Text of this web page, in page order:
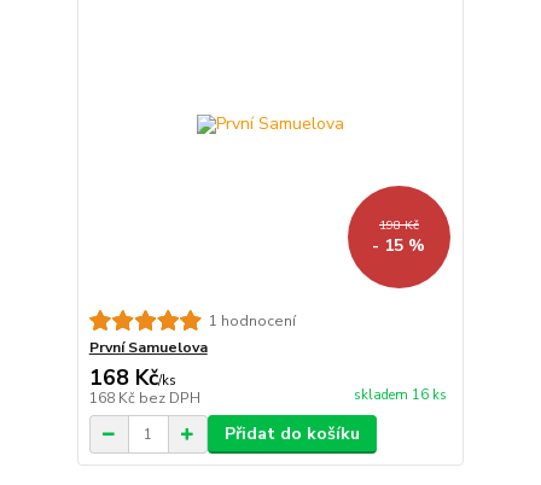
198 Kč
- 15 %
1 hodnocení
První Samuelova
168 Kč/ks
168 Kč bez DPH skladem 16 ks
Přidat do košíku